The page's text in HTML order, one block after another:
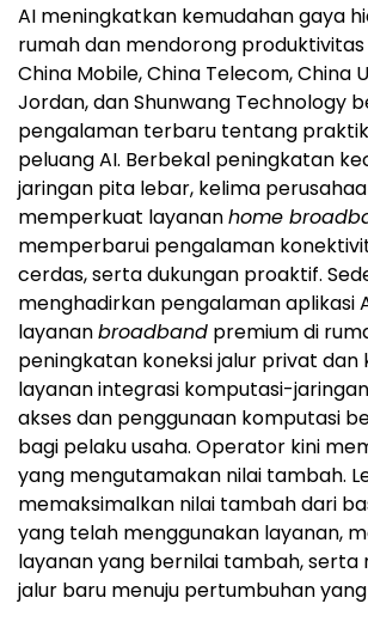
AI meningkatkan kemudahan gaya
rumah dan mendorong produktivitas
China Mobile, China Telecom, China
Jordan, dan Shunwang Technology
pengalaman terbaru tentang
peluang AI. Berbekal peningkatan
jaringan pita lebar, kelima
memperkuat layananhome
memperbarui pengalaman
cerdas, serta dukungan proaktif.
menghadirkan pengalaman aplikasi
layananbroadband premium di
peningkatan koneksi jalur privat dan
layanan integrasi komputasi-
akses dan penggunaan komputasi
bagi pelaku usaha. Operator kini
yang mengutamakan nilai tambah.
memaksimalkan nilai tambah dari
yang telah menggunakan layanan,
layanan yang bernilai tambah, serta
jalur baru menuju pertumbuhan